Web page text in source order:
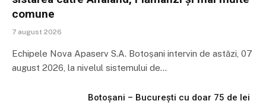
comune
7 august 2026
Echipele Nova Apaserv S.A. Botoșani intervin de astăzi, 07
august 2026, la nivelul sistemului de…
Botoșani – București cu doar 75 de lei